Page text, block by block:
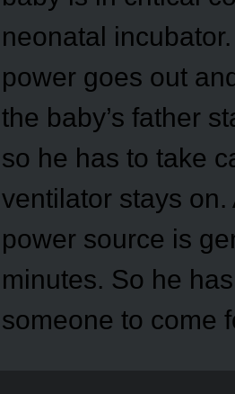
neonatal
power goes out
the baby’s father
so he has to take
ventilator stays on.
power source is
minutes. So he
someone to come